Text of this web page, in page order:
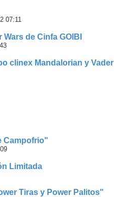
07:11
de Cinfa GOIBI
clinex Mandalorian y Vader
Campofrio"
Limitada
Tiras y Power Palitos"